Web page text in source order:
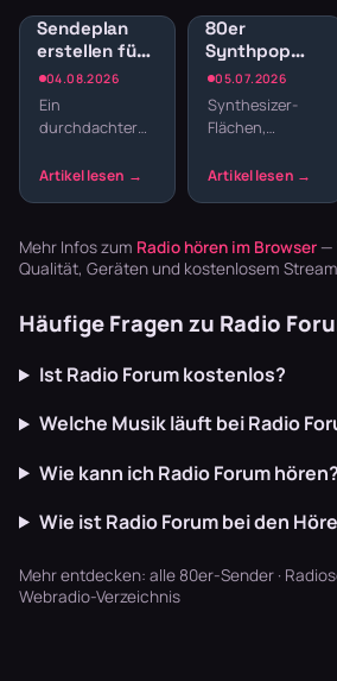
04.08.2026
Sendeplan
erstellen fürs
Webradio:
Struktur
statt
Ein
durchdachter
macht den
beliebigen
Musikstream
05.07.2026
80er
Synthpop
Radio: New
Wave und
elektronische
Synthesizer-
Flächen,
Melodien und
Beats –
Synthpop war
Mehr Infos zum Radio hören im Browser —
Qualität, Geräten und kostenlosem
Häufige Fragen zu Radio
Ist Radio Forum kostenlos?
Welche Musik läuft bei Radio
Wie kann ich Radio Forum hören?
Wie ist Radio Forum bei den
Mehr entdecken: alle 80er-Sender ·
Webradio-Verzeichnis